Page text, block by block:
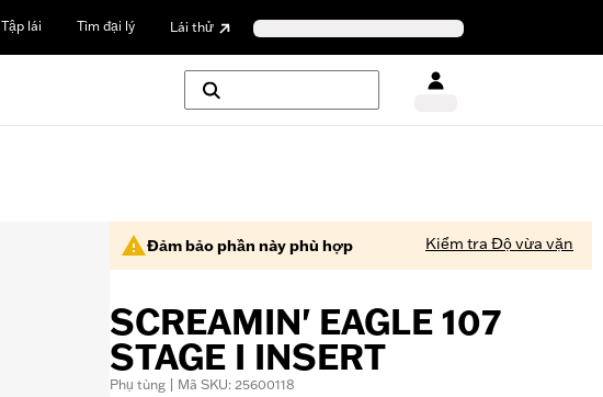
Tập lái Tìm đại lý Lái thử
Đảm bảo phần này phù hợp Kiểm tra Độ vừa vặn
SCREAMIN' EAGLE 107
STAGE I INSERT
Phụ tùng | Mã SKU: 25600118